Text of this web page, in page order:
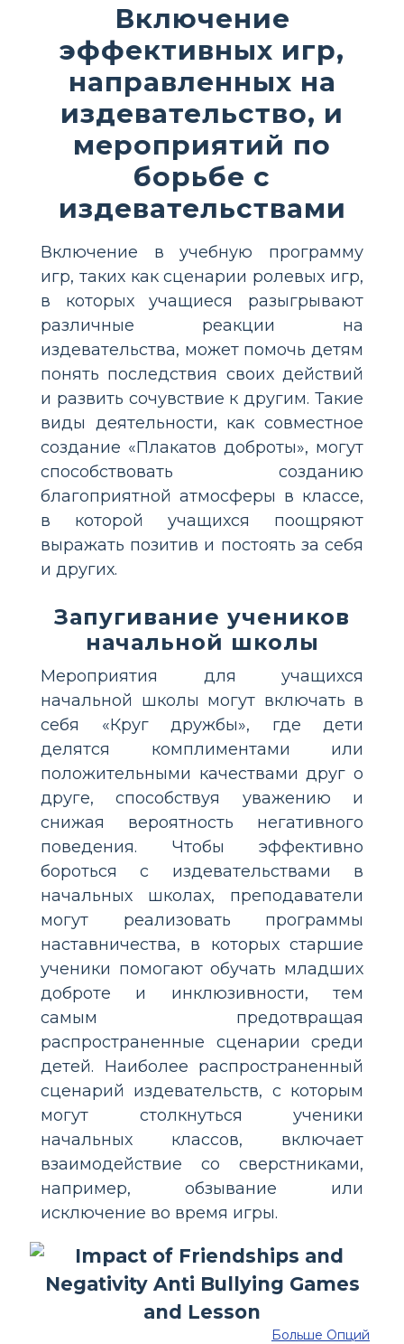
Включение
эффективных игр,
направленных на
издевательство, и
мероприятий по
борьбе с
издевательствами
Включение в учебную программу
игр, таких как сценарии ролевых игр,
в которых учащиеся разыгрывают
различные реакции на
издевательства, может помочь детям
понять последствия своих действий
и развить сочувствие к другим. Такие
виды деятельности, как совместное
создание «Плакатов доброты», могут
способствовать созданию
благоприятной атмосферы в классе,
в которой учащихся поощряют
выражать позитив и постоять за себя
и других.
Запугивание учеников
начальной школы
Мероприятия для учащихся
начальной школы могут включать в
себя «Круг дружбы», где дети
делятся комплиментами или
положительными качествами друг о
друге, способствуя уважению и
снижая вероятность негативного
поведения. Чтобы эффективно
бороться с издевательствами в
начальных школах, преподаватели
могут реализовать программы
наставничества, в которых старшие
ученики помогают обучать младших
доброте и инклюзивности, тем
самым предотвращая
распространенные сценарии среди
детей. Наиболее распространенный
сценарий издевательств, с которым
могут столкнуться ученики
начальных классов, включает
взаимодействие со сверстниками,
например, обзывание или
исключение во время игры.
Больше Опций